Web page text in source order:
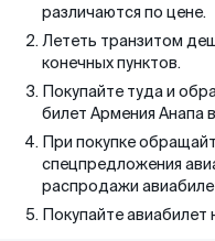
различаются по цене.
Лететь транзитом
конечных пунктов.
Покупайте туда и
билет Армения Анапа
При покупке
спецпредложения
распродажи
Покупайте авиабилет